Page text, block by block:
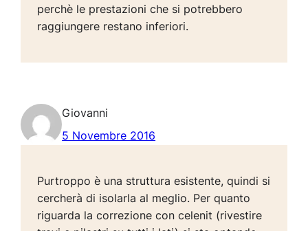
perchè le prestazioni che si potrebbero
raggiungere restano inferiori.
Giovanni
5 Novembre 2016
Purtroppo è una struttura esistente, quindi si
cercherà di isolarla al meglio. Per quanto
riguarda la correzione con celenit (rivestire